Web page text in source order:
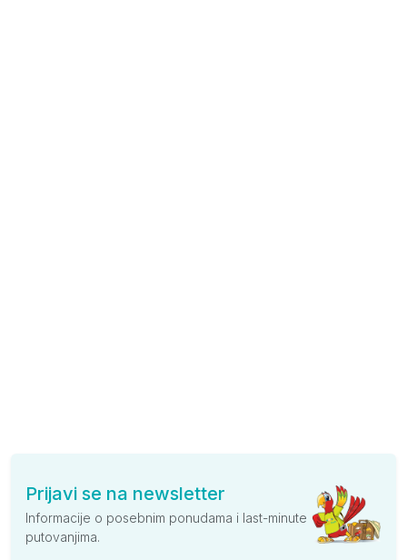
Prijavi se na newsletter
Informacije o posebnim ponudama i last-minute
putovanjima.